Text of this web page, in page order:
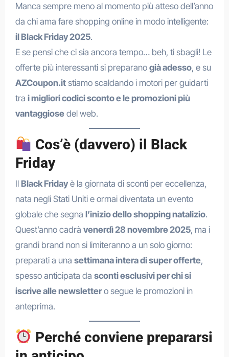
Manca sempre meno al momento più atteso dell’anno
da chi ama fare shopping online in modo intelligente:
il Black Friday 2025.
E se pensi che ci sia ancora tempo… beh, ti sbagli! Le
offerte più interessanti si preparano già adesso, e su
AZCoupon.itstiamo scaldando i motori per guidarti
tra i migliori codici sconto e le promozioni più
vantaggiosedel web.
Cos’è (davvero) il Black
Friday
Il Black Fridayè la giornata di sconti per eccellenza,
nata negli Stati Uniti e ormai diventata un evento
globale che segna l’inizio dello shopping natalizio.
Quest’anno cadrà venerdì 28 novembre 2025, ma i
grandi brand non si limiteranno a un solo giorno:
preparati a una settimana intera di super offerte,
spesso anticipata da sconti esclusivi per chi si
iscrive alle newslettero segue le promozioni in
anteprima.
Perché conviene prepararsi